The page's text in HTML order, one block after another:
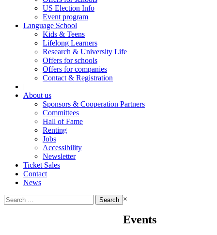
US Election Info
Event program
Language School
Kids & Teens
Lifelong Learners
Research & University Life
Offers for schools
Offers for companies
Contact & Registration
|
About us
Sponsors & Cooperation Partners
Committees
Hall of Fame
Renting
Jobs
Accessibility
Newsletter
Ticket Sales
Contact
News
Search
for:
×
Events